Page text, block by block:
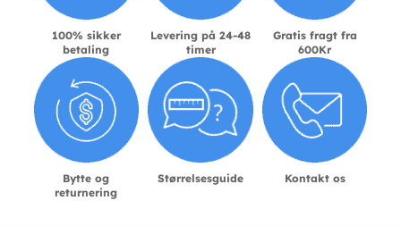
100% sikker
betaling
Levering på 24-48
timer
Gratis fragt fra
600Kr
Bytte og
returnering
Størrelsesguide Kontakt os